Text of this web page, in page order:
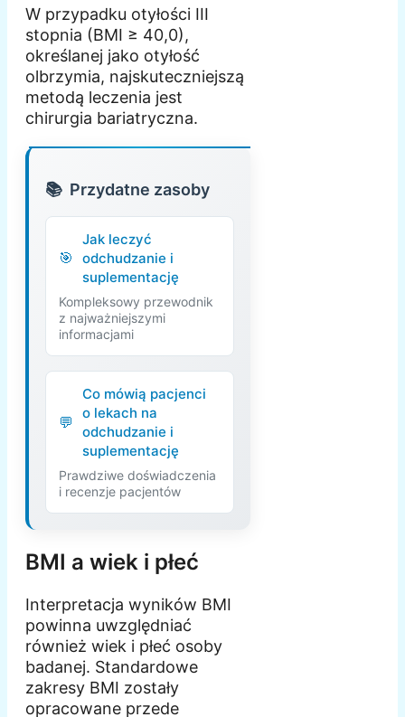
W przypadku otyłości III
stopnia (BMI ≥ 40,0),
określanej jako otyłość
olbrzymia, najskuteczniejszą
metodą leczenia jest
chirurgia bariatryczna.
Przydatne zasoby
Jak leczyć
odchudzanie i
suplementację
Kompleksowy przewodnik
z najważniejszymi
informacjami
Co mówią pacjenci
o lekach na
odchudzanie i
suplementację
Prawdziwe doświadczenia
i recenzje pacjentów
BMI a wiek i płeć
Interpretacja wyników BMI
powinna uwzględniać
również wiek i płeć osoby
badanej. Standardowe
zakresy BMI zostały
opracowane przede